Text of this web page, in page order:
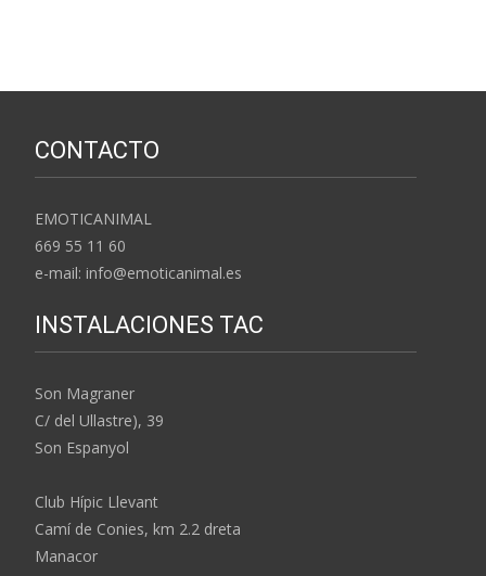
CONTACTO
EMOTICANIMAL
669 55 11 60
e-mail: info@emoticanimal.es
INSTALACIONES TAC
Son Magraner
C/ del Ullastre), 39
Son Espanyol
Club Hípic Llevant
Camí de Conies, km 2.2 dreta
Manacor